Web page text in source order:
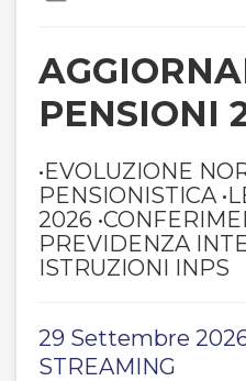
PENSIONI
•EVOLUZIONE
PENSIONISTICA
2026
PREVIDENZA
ISTRUZIONI INPS
29 Settembre
STREAMING